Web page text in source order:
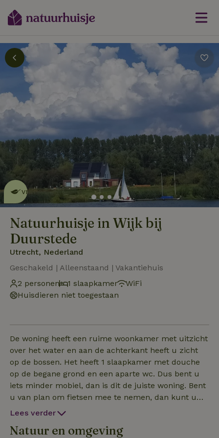
Dit natuurhuisje is eco-
vriendelijklees meer
Natuurhuisje in Wijk bij
Duurstede
Utrecht, Nederland
Geschakeld | Alleenstaand | Vakantiehuis
2 personen
1 slaapkamer
WiFi
Huisdieren niet toegestaan
De woning heeft een ruime woonkamer met uitzicht
over het water en aan de achterkant heeft u zicht
op de bossen. Het heeft 1 slaapkamer met douche
op de begane grond en een aparte wc. Dus bent u
iets minder mobiel, dan is dit de juiste woning. Bent
u van plan om fietsen mee te nemen, dan kunt u
die kwijt in de schuur en uw auto onder de carport
loopafstand van de pittoreske stad Wijk bij
Lees verder
Natuur en omgeving